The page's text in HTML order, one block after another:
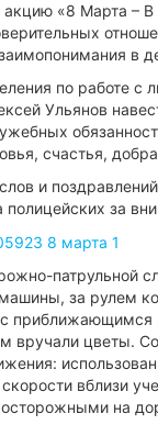
«8 Марта –
в
по работе
Ульянов
счастья,
и
полицейских за
патрульной
за рулем
приближающимся
вручали цветы.
скорости вблизи
на